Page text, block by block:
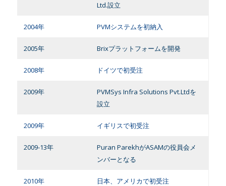
Ltd.設立
2004年 PVMシステムを初納入
2005年 Brixプラットフォームを開発
2008年 ドイツで初受注
2009年
PVMSys Infra Solutions Pvt.Ltdを
設立
2009年 イギリスで初受注
2009-13年
Puran ParekhがASAMの役員会メ
ンバーとなる
2010年 日本、アメリカで初受注